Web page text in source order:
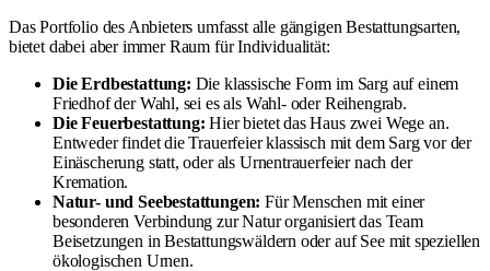
Das Portfolio des Anbieters umfasst alle gängigen Bestattungsarten,
bietet dabei aber immer Raum für Individualität:
Die Erdbestattung: Die klassische Form im Sarg auf einem
Friedhof der Wahl, sei es als Wahl- oder Reihengrab.
Die Feuerbestattung: Hier bietet das Haus zwei Wege an.
Entweder findet die Trauerfeier klassisch mit dem Sarg vor der
Einäscherung statt, oder als Urnentrauerfeier nach der
Kremation.
Natur- und Seebestattungen: Für Menschen mit einer
besonderen Verbindung zur Natur organisiert das Team
Beisetzungen in Bestattungswäldern oder auf See mit speziellen
ökologischen Urnen.